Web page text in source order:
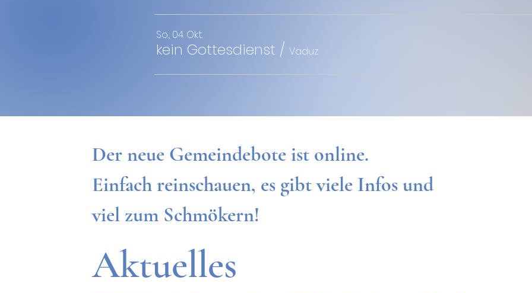
So., 04. Okt.
kein Gottesdienst / Vaduz
Der neue Gemeindebote ist online.
Einfach reinschauen, es gibt viele Infos und
viel zum Schmökern!
Aktuelles